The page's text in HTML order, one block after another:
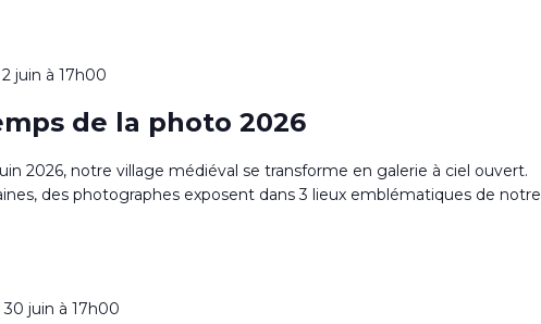
2 juin à 17h00
de la photo 2026
2026, notre village médiéval se transforme en galerie à ciel ouvert.
des photographes exposent dans 3 lieux emblématiques de notre
30 juin à 17h00